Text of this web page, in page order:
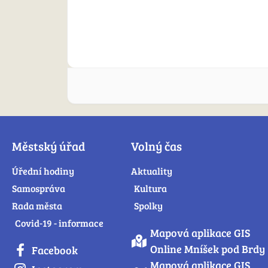
Městský úřad
Úřední hodiny
Samospráva
Rada města
Covid-19 - informace
Facebook
Volný čas
Aktuality
Kultura
Spolky
Mapová aplikace GIS
Online Mníšek pod Brdy
Mapová aplikace GIS